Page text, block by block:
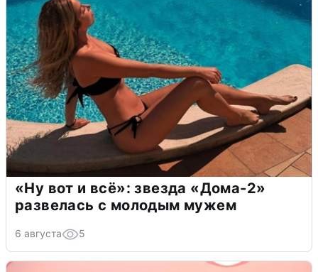
«Ну вот и всё»: звезда «Дома-2»
развелась с молодым мужем
6 августа 5